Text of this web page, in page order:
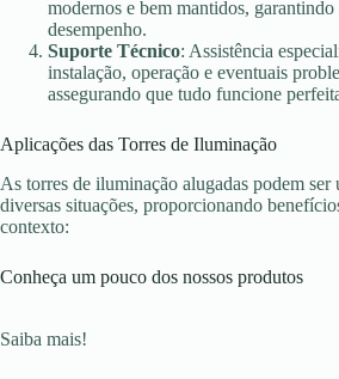
modernos e bem mantidos,
desempenho.
Suporte Técnico: Assistência
instalação, operação e eventuais
assegurando que tudo funcione
Aplicações das Torres de Iluminação
As torres de iluminação alugadas podem ser
diversas situações, proporcionando
contexto:
Conheça um pouco dos nossos produtos
Saiba mais!